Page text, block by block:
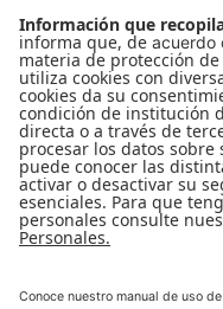
Para más información
Sistema de Información
Ir a Mi Banner